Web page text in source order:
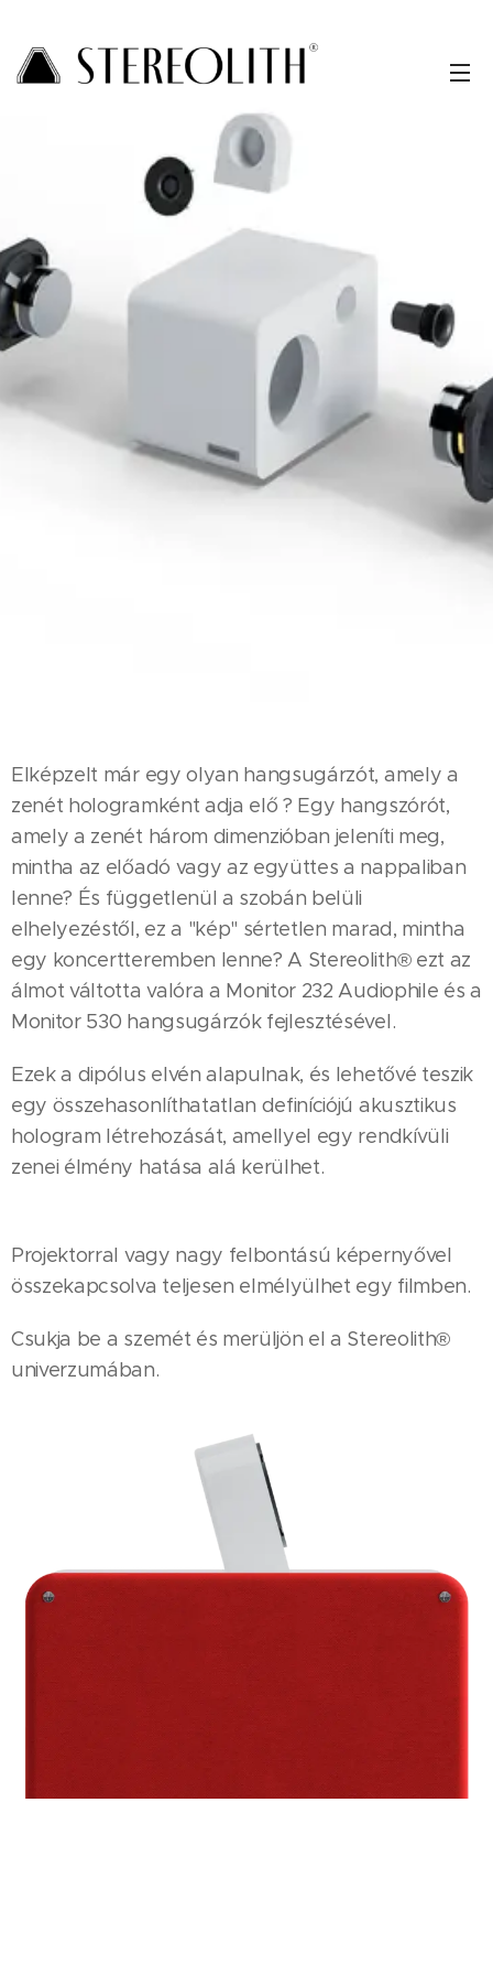
Elképzelt már egy olyan hangsugárzót, amely a
zenét hologramként adja elő ? Egy hangszórót,
amely a zenét három dimenzióban jeleníti meg,
mintha az előadó vagy az együttes a nappaliban
lenne? És függetlenül a szobán belüli
elhelyezéstől, ez a "kép" sértetlen marad, mintha
egy koncertteremben lenne? A Stereolith® ezt az
álmot váltotta valóra a Monitor 232 Audiophile és a
Monitor 530 hangsugárzók fejlesztésével.
Ezek a dipólus elvén alapulnak, és lehetővé teszik
egy összehasonlíthatatlan definíciójú akusztikus
hologram létrehozását, amellyel egy rendkívüli
zenei élmény hatása alá kerülhet.
Projektorral vagy nagy felbontású képernyővel
összekapcsolva teljesen elmélyülhet egy filmben.
Csukja be a szemét és merüljön el a Stereolith®
univerzumában.